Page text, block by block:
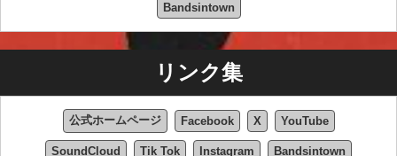
Bandsintown
リンク集
公式ホームページ Facebook X YouTube
SoundCloud Tik Tok Instagram Bandsintown